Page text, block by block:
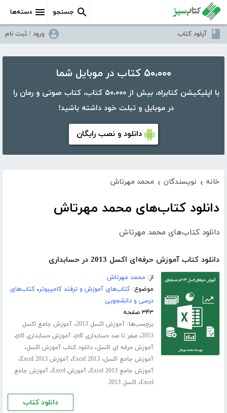
دسته‌ها جستجو
آپلود کتاب ورود / ثبت نام
۵۰،۰۰۰ کتاب در موبایل شما
با اپلیکیشن کتابراه، بیش از ۵۰،۰۰۰ کتاب، کتاب صوتی و رمان را
در موبایل و تبلت خود داشته باشید!
دانلود و نصب رایگان
خانه › نویسندگان › محمد مهرتاش
دانلود کتاب‌های محمد مهرتاش
دانلود کتاب‌های محمد مهرتاش
دانلود کتاب آموزش حرفه‌ای اکسل 2013 در حسابداری
از: محمد مهرتاش
موضوع:کتاب‌های آموزش و ترفند کامپیوتر،کتاب‌های
درسی و دانشجویی
۳۴۳ صفحه
برچسب‌ها:آموزش اکسل 2013 ،آموزش جامع اکسل
2013،صفر تا صد حسابداری pdf ،آموزش حسابداری pdf ،
آموزش حرفه ای اکسل،دانلود کتاب آموزش اکسل،
آموزش جامع اکسل،Excel 2013،آموزش Excel 2013 ،
آموزش جامع Excel 2013 ،آموزش Excel ،آموزش جامع
Excel، اکسل 2013
دانلود کتاب